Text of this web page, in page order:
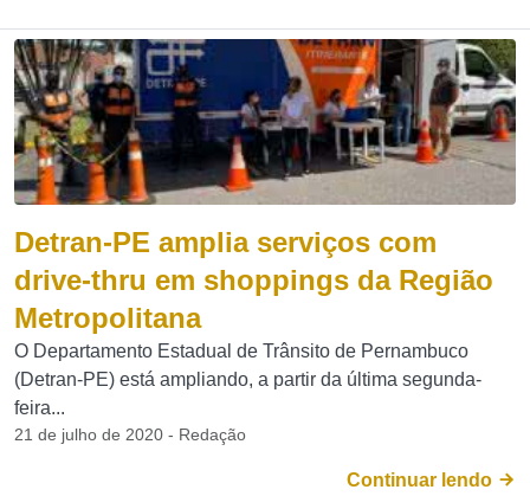
Detran-PE amplia serviços com
drive-thru em shoppings da Região
Metropolitana
O Departamento Estadual de Trânsito de Pernambuco
(Detran-PE) está ampliando, a partir da última segunda-
feira...
21 de julho de 2020 - Redação
Continuar lendo